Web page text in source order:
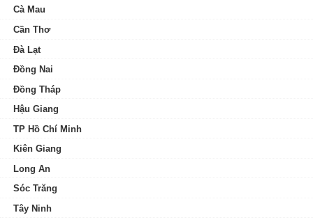
Cà Mau
Cần Thơ
Đà Lạt
Đồng Nai
Đồng Tháp
Hậu Giang
TP Hồ Chí Minh
Kiên Giang
Long An
Sóc Trăng
Tây Ninh